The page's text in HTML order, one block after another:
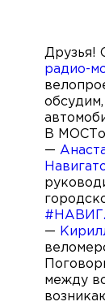
Друзья!
радио-
В
—
—
между